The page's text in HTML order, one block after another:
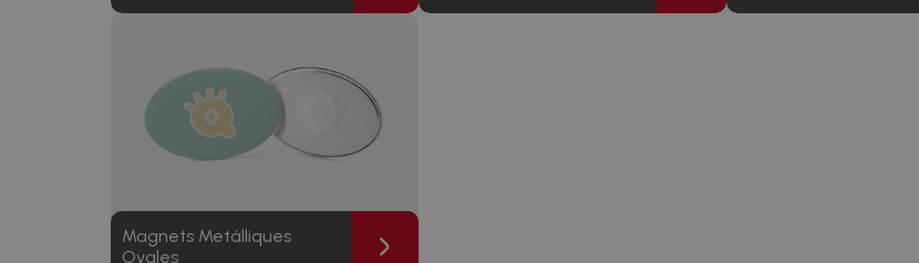
Magnets Metálliques
Ovales